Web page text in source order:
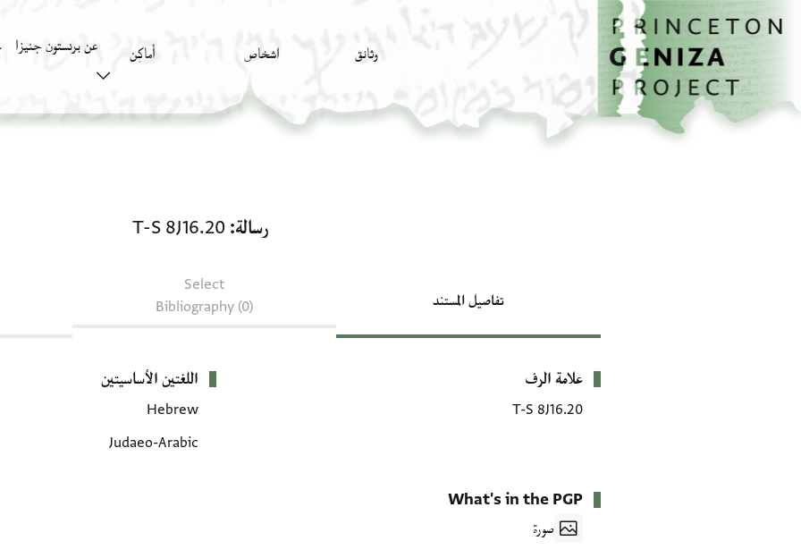
تخطي إلى المحتوى الرئيسي
الصفحة الرئيسية
وثائق اشخاص أَماكِن عن برنستون جنيزا
رسالة T-S 8J16.20
تفاصيل المستند
Select
Bibliography (0)
بيانات التعريف
علامة الرف
T-S 8J16.20
اللغتين الأساسيتين
Hebrew
Judaeo-Arabic
What's in the PGP
صورة